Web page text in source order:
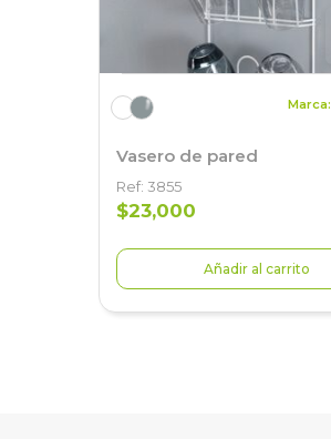
Marca:
Vasero de pared
Ref: 3855
$23,000
Añadir al carrito